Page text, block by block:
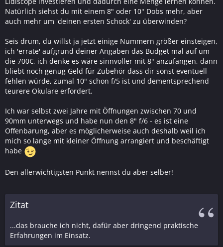
Natürlich siehst du mit einem 8" oder 10" Dobs mehr, aber
auch mehr um 'deinen ersten Schock' zu überwinden?
Seis drum, du willst ja jetzt einige Nummern größer einsteigen,
ich 'errate' aufgrund deiner Angaben das Budget mal auf um
die 700€, ich denke es wäre sinnvoller mit 8" anzufangen, dann
bliebt noch genug Geld für Zubehör dass dir sonst eventuell
fehlen würde, zumal 10" schon f/5 ist und dementsprechend
teurere Okulare erfordert.
Ich war selbst zwei Jahre mit Öffnungen zwischen 70 und
90mm unterwegs und habe nun den 8" f/6 - es ist eine
Offenbarung, aber es möglicherweise auch deshalb weil ich
mich so lange mit kleiner Öffnung arrangiert und beschäftigt
habe
Den allerwichtigsten Punkt nennst du aber selber!
Zitat
...das brauche ich nicht, dafür aber dringend praktische
Erfahrungen im Einsatz.